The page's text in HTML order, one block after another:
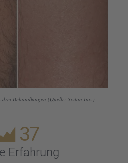
drei Behand­lun­gen (Quelle: Sciton Inc.)
37
Erfah­rung